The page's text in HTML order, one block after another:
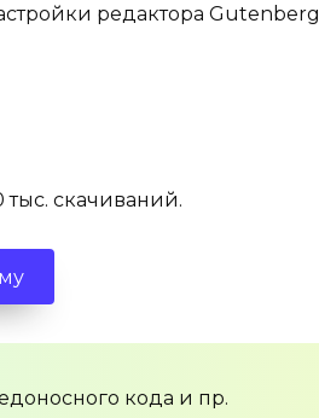
редактора Gutenberg
скачиваний.
кода и пр.